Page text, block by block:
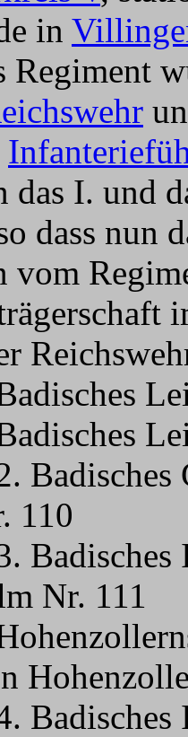
in
Regiment
das I. und
dass
vom
110
Nr. 111